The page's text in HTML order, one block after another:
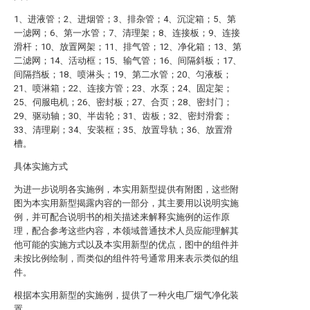
1、进液管；2、进烟管；3、排杂管；4、沉淀箱；5、第
一滤网；6、第一水管；7、清理架；8、连接板；9、连接
滑杆；10、放置网架；11、排气管；12、净化箱；13、第
二滤网；14、活动框；15、输气管；16、间隔斜板；17、
间隔挡板；18、喷淋头；19、第二水管；20、匀液板；
21、喷淋箱；22、连接方管；23、水泵；24、固定架；
25、伺服电机；26、密封板；27、合页；28、密封门；
29、驱动轴；30、半齿轮；31、齿板；32、密封滑套；
33、清理刷；34、安装框；35、放置导轨；36、放置滑
槽。
具体实施方式
为进一步说明各实施例，本实用新型提供有附图，这些附
图为本实用新型揭露内容的一部分，其主要用以说明实施
例，并可配合说明书的相关描述来解释实施例的运作原
理，配合参考这些内容，本领域普通技术人员应能理解其
他可能的实施方式以及本实用新型的优点，图中的组件并
未按比例绘制，而类似的组件符号通常用来表示类似的组
件。
根据本实用新型的实施例，提供了一种火电厂烟气净化装